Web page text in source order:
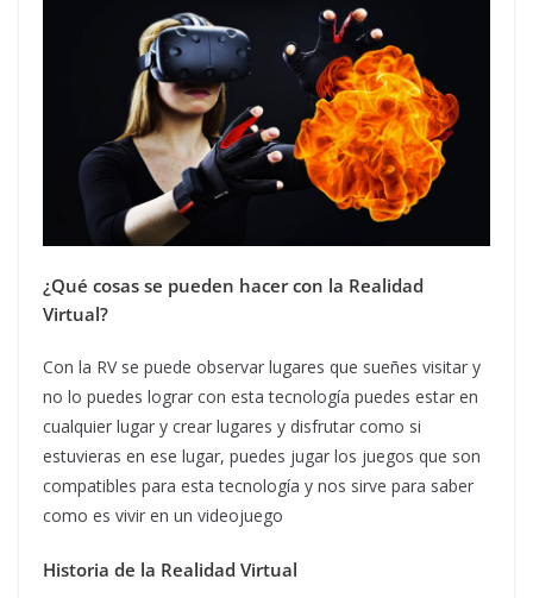
¿Qué cosas se pueden hacer con la Realidad
Virtual?
Con la RV se puede observar lugares que sueñes visitar y
no lo puedes lograr con esta tecnología puedes estar en
cualquier lugar y crear lugares y disfrutar como si
estuvieras en ese lugar, puedes jugar los juegos que son
compatibles para esta tecnología y nos sirve para saber
como es vivir en un videojuego
Historia de la Realidad Virtual